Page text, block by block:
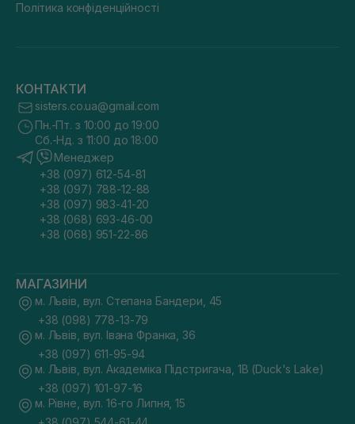
Політика конфіденційності
КОНТАКТИ
sisters.co.ua@gmail.com
Пн.-Пт. з 10:00 до 19:00
Сб.-Нд. з 11:00 до 18:00
Менеджер
+38 (097) 612-54-81
+38 (097) 788-12-88
+38 (097) 983-41-20
+38 (068) 693-46-00
+38 (068) 951-22-86
МАГАЗИНИ
м. Львів, вул. Степана Бандери, 45
+38 (098) 778-13-79
м. Львів, вул. Івана Франка, 36
+38 (097) 611-95-94
м. Львів, вул. Академіка Підстригача, 1В (Duck's Lake)
+38 (097) 101-97-16
м. Рівне, вул. 16-го Липня, 15